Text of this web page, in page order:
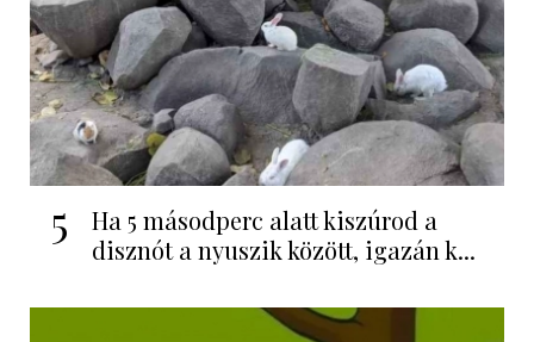
5
Ha 5 másodperc alatt kiszúrod a
disznót a nyuszik között, igazán k...